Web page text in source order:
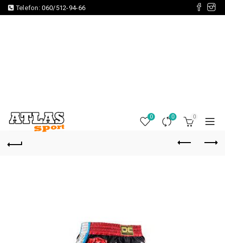
Telefon:060/512-94-66
0 0 0